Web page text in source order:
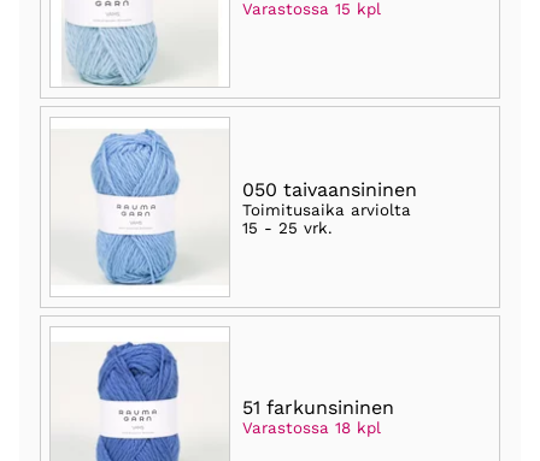
Varastossa 15 kpl
050 taivaansininen
Toimitusaika arviolta
15 - 25 vrk.
51 farkunsininen
Varastossa 18 kpl